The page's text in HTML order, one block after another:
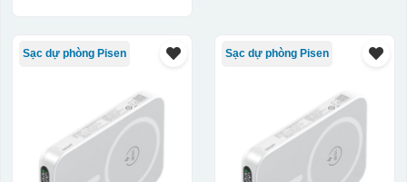
Sạc dự phòng Pisen Sạc dự phòng Pisen